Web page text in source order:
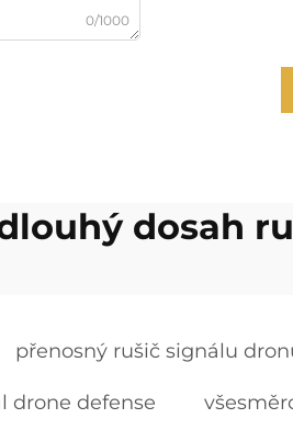
0/1000
dosah
přenosný rušič signálu
drone defense